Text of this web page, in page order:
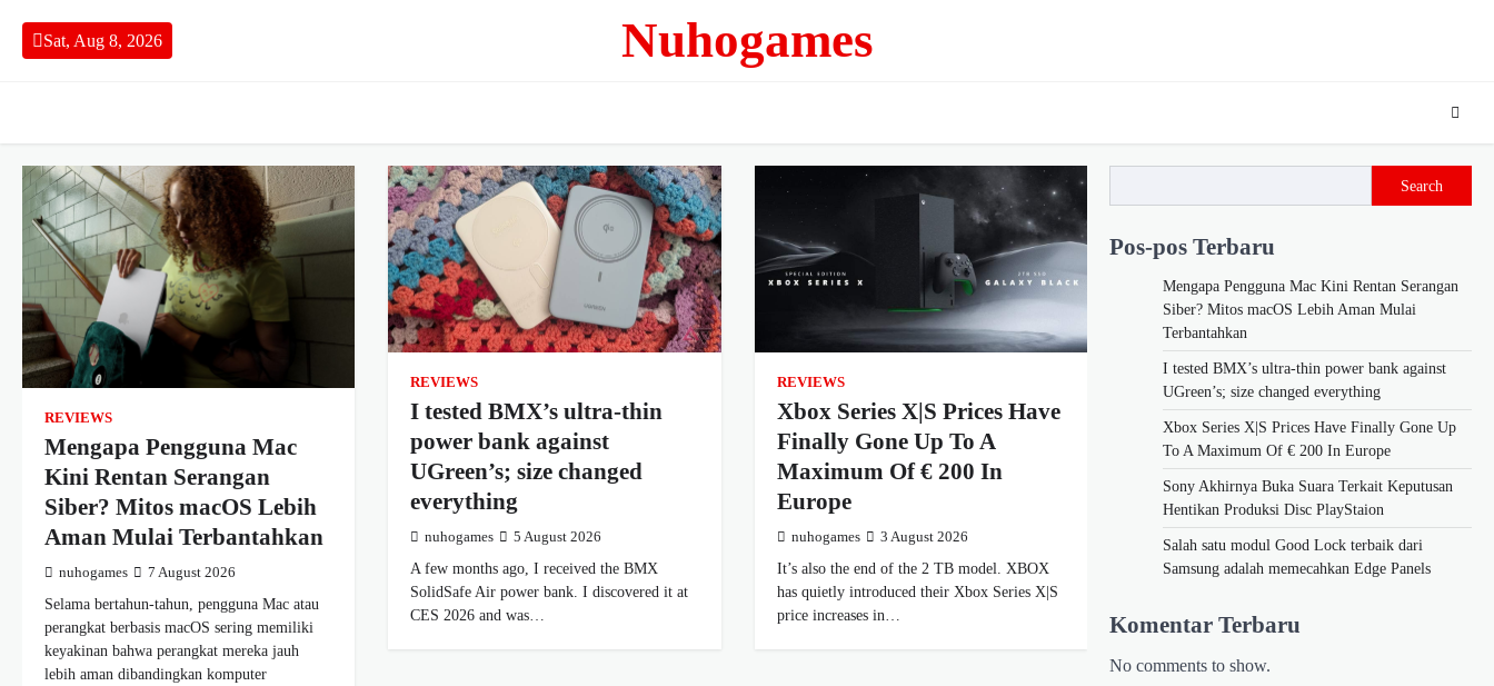
content
Sat, Aug 8, 2026 Nuhogames
REVIEWS
Mengapa Pengguna Mac
Kini Rentan Serangan
Siber? Mitos macOS Lebih
Aman Mulai Terbantahkan
nuhogames 7 August 2026
Selama bertahun-tahun, pengguna Mac atau
perangkat berbasis macOS sering memiliki
keyakinan bahwa perangkat mereka jauh
lebih aman dibandingkan komputer
REVIEWS
I tested BMX’s ultra-thin
power bank against
UGreen’s; size changed
everything
nuhogames 5 August 2026
A few months ago, I received the BMX
SolidSafe Air power bank. I discovered it at
CES 2026 and was…
REVIEWS
Xbox Series X|S Prices Have
Finally Gone Up To A
Maximum Of € 200 In
Europe
nuhogames 3 August 2026
It’s also the end of the 2 TB model. XBOX
has quietly introduced their Xbox Series X|S
price increases in…
Search
Pos-pos Terbaru
Mengapa Pengguna Mac Kini Rentan Serangan
Siber? Mitos macOS Lebih Aman Mulai
Terbantahkan
I tested BMX’s ultra-thin power bank against
UGreen’s; size changed everything
Xbox Series X|S Prices Have Finally Gone Up
To A Maximum Of € 200 In Europe
Sony Akhirnya Buka Suara Terkait Keputusan
Hentikan Produksi Disc PlayStaion
Salah satu modul Good Lock terbaik dari
Samsung adalah memecahkan Edge Panels
Komentar Terbaru
No comments to show.